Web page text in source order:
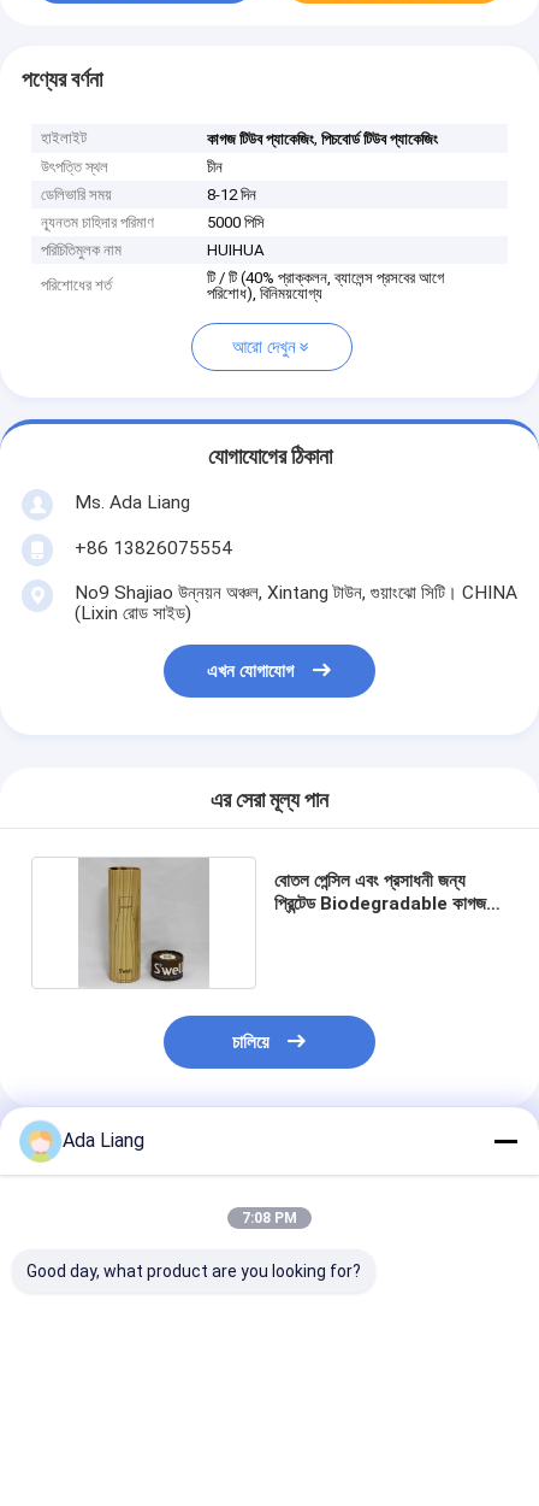
পণ্যের বর্ণনা
হাইলাইট কাগজ টিউব প্যাকেজিং,পিচবোর্ড টিউব প্যাকেজিং
উৎপত্তি স্থল
চীন
ডেলিভারি সময়
8-12 দিন
ন্যূনতম চাহিদার পরিমাণ
5000 পিসি
পরিচিতিমুলক নাম
HUIHUA
পরিশোধের শর্ত
টি / টি (40% প্রাক্কলন, ব্যালেন্স প্রসবের আগে
পরিশোধ), বিনিময়যোগ্য
আরো দেখুন
যোগাযোগের ঠিকানা
Ms. Ada Liang
+86 13826075554
No9 Shajiao উন্নয়ন অঞ্চল, Xintang টাউন, গুয়াংঝো সিটি। CHINA
(Lixin রোড সাইড)
এখন যোগাযোগ
এর সেরা মূল্য পান
বোতল পেন্সিল এবং প্রসাধনী জন্য
প্রিন্টেড Biodegradable কাগজ
চালিয়ে
প্রস্তাবিত পণ্য
Ada Liang
7:08 PM
Good day, what product are you looking for?